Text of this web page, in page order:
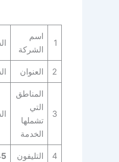
1
اسم
الشركة
2 العنوان
3
المناطق
التي
تشملها
الخدمة
4 التليفون